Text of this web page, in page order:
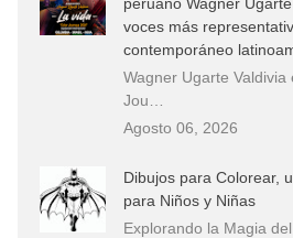
voces más
contemporáneo
Wagner Ugarte
Jou…
Agosto 06, 2026
Dibujos para Colorear,
para Niños y Niñas
Explorando la Magia